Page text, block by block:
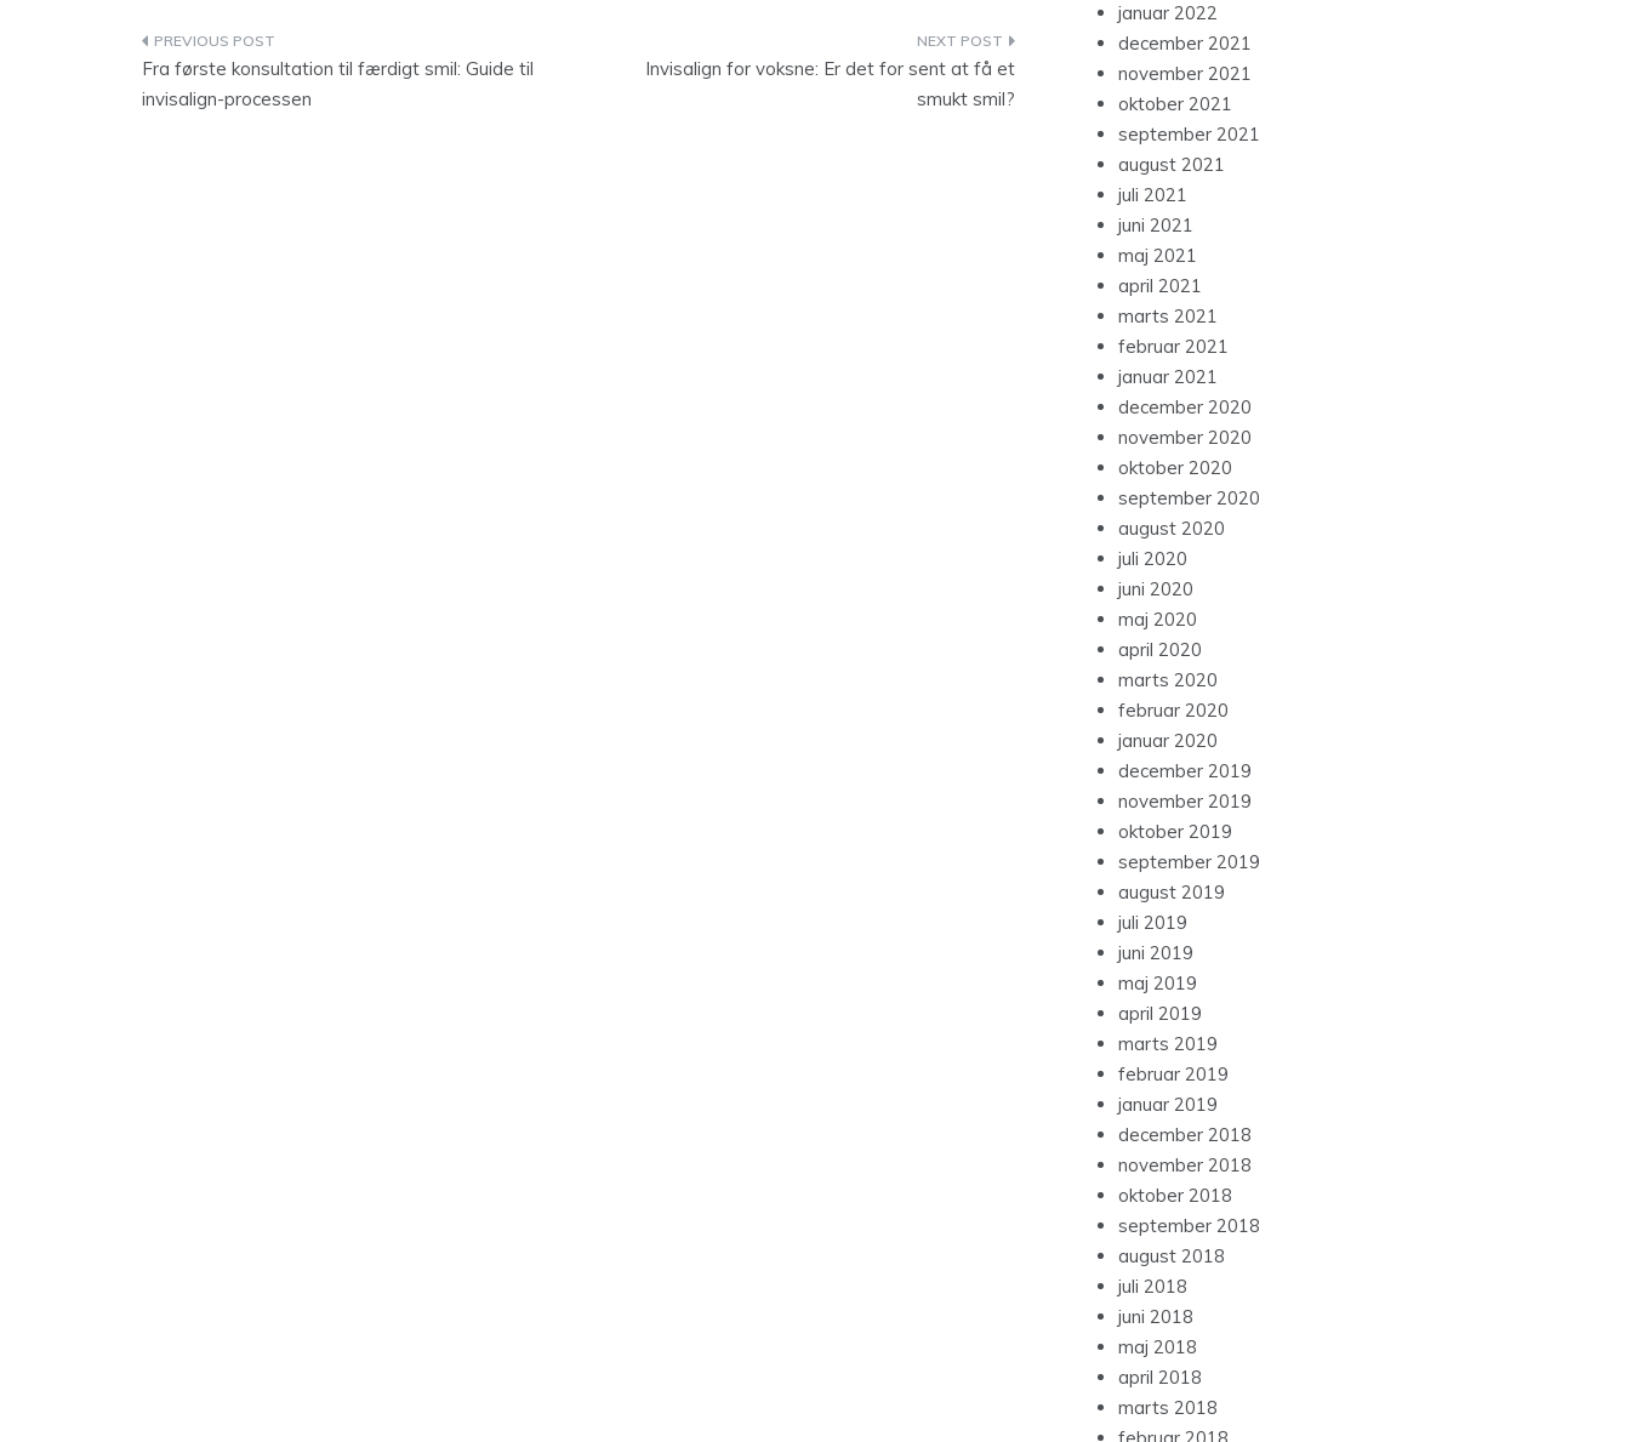
Indlægsnavigation
Fra første konsultation til færdigt smil: Guide til
invisalign-processen
Invisalign for voksne: Er det for sent at få et
smukt smil?
januar 2022
december 2021
november 2021
oktober 2021
september 2021
august 2021
juli 2021
juni 2021
maj 2021
april 2021
marts 2021
februar 2021
januar 2021
december 2020
november 2020
oktober 2020
september 2020
august 2020
juli 2020
juni 2020
maj 2020
april 2020
marts 2020
februar 2020
januar 2020
december 2019
november 2019
oktober 2019
september 2019
august 2019
juli 2019
juni 2019
maj 2019
april 2019
marts 2019
februar 2019
januar 2019
december 2018
november 2018
oktober 2018
september 2018
august 2018
juli 2018
juni 2018
maj 2018
april 2018
marts 2018